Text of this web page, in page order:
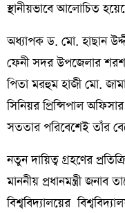
স্থানীয়ভাবে আলোচিত
অধ্যাপক ড. মো. হাছান
ফেনী সদর উপজেলার
পিতা মরহুম হাজী মো.
সিনিয়র প্রিন্সিপাল
সততার পরিবেশেই তাঁর
নতুন দায়িত্ব গ্রহণের
মাননীয় প্রধানমন্ত্রী জনাব
বিশ্ববিদ্যালয়ের